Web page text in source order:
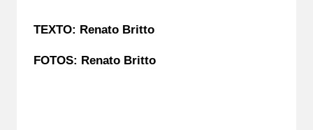
TEXTO: Renato Britto
FOTOS: Renato Britto